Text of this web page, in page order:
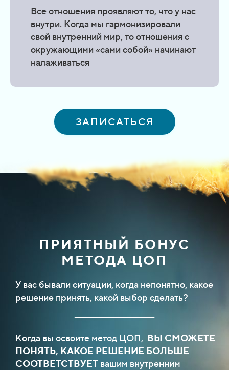
Все отношения проявляют то, что у нас
внутри. Когда мы гармонизировали
свой внутренний мир, то отношения с
окружающими «сами собой» начинают
налаживаться
ЗАПИСАТЬСЯ
ПРИЯТНЫЙ БОНУС
МЕТОДА ЦОП
У вас бывали ситуации, когда непонятно, какое
решение принять, какой выбор сделать?
Когда вы освоите метод ЦОП, ВЫ СМОЖЕТЕ
ПОНЯТЬ, КАКОЕ РЕШЕНИЕ БОЛЬШЕ
СООТВЕТСТВУЕТ вашим внутренним